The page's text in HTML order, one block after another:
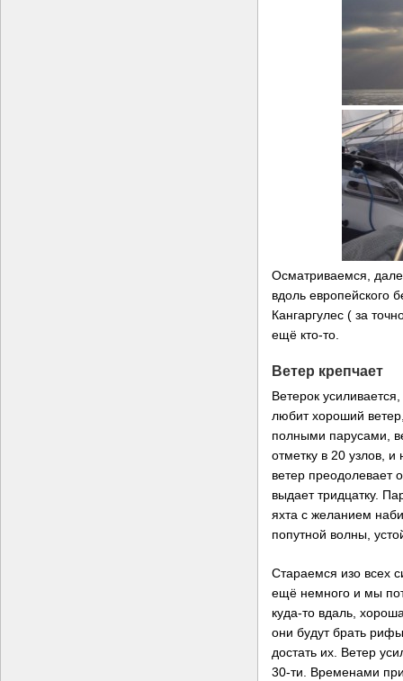
Осматриваемся,
вдоль европейского
Кангаргулес ( за
ещё кто-то.
Ветер крепчает
Ветерок
любит хороший
полными парусами,
отметку в 20 узлов, и
ветер преодолевает
выдает тридцатку.
яхта с желанием
попутной волны,
Стараемся изо всех
ещё немного и мы
куда-то вдаль,
они будут брать
достать их. Ветер
30-ти. Временами